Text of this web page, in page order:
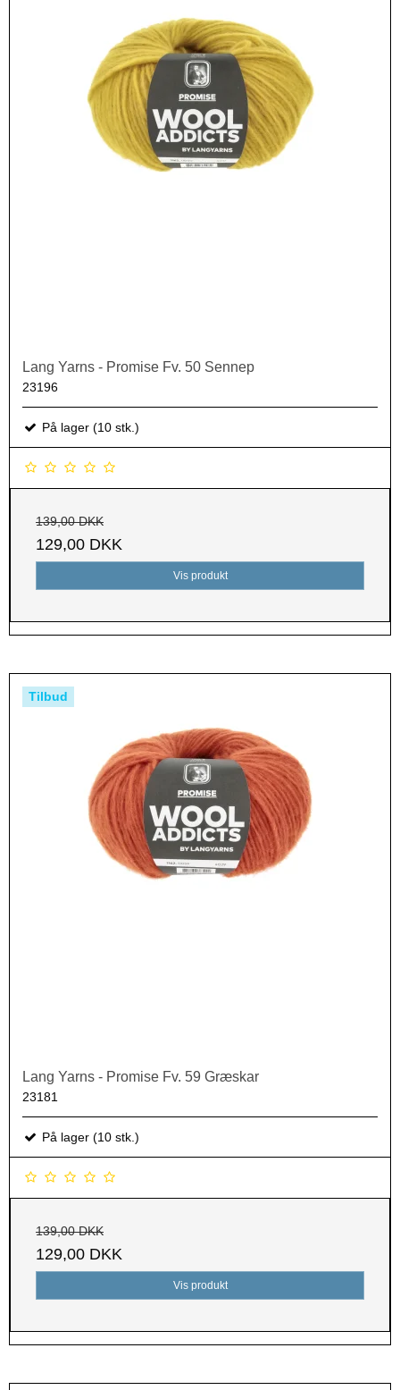
Lang Yarns - Promise Fv. 50 Sennep
23196
På lager (10 stk.)
139,00 DKK
129,00 DKK
Vis produkt
Tilbud
Lang Yarns - Promise Fv. 59 Græskar
23181
På lager (10 stk.)
139,00 DKK
129,00 DKK
Vis produkt